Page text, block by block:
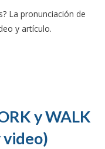
La pronunciación de
y artículo.
y WALK
video)